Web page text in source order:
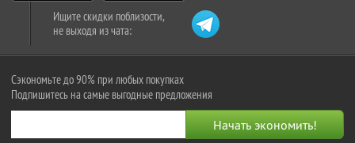
Ищите скидки поблизости,
не выходя из чата:
Сэкономьте до 90% при любых покупках
Подпишитесь на самые выгодные предложения